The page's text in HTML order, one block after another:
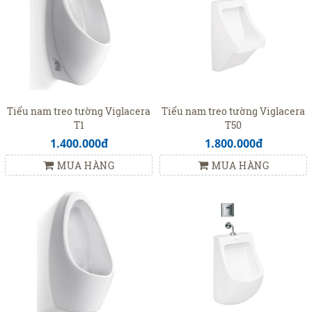
Tiểu nam treo tường Viglacera
T1
1.400.000đ
MUA HÀNG
Tiểu nam treo tường Viglacera
T50
1.800.000đ
MUA HÀNG